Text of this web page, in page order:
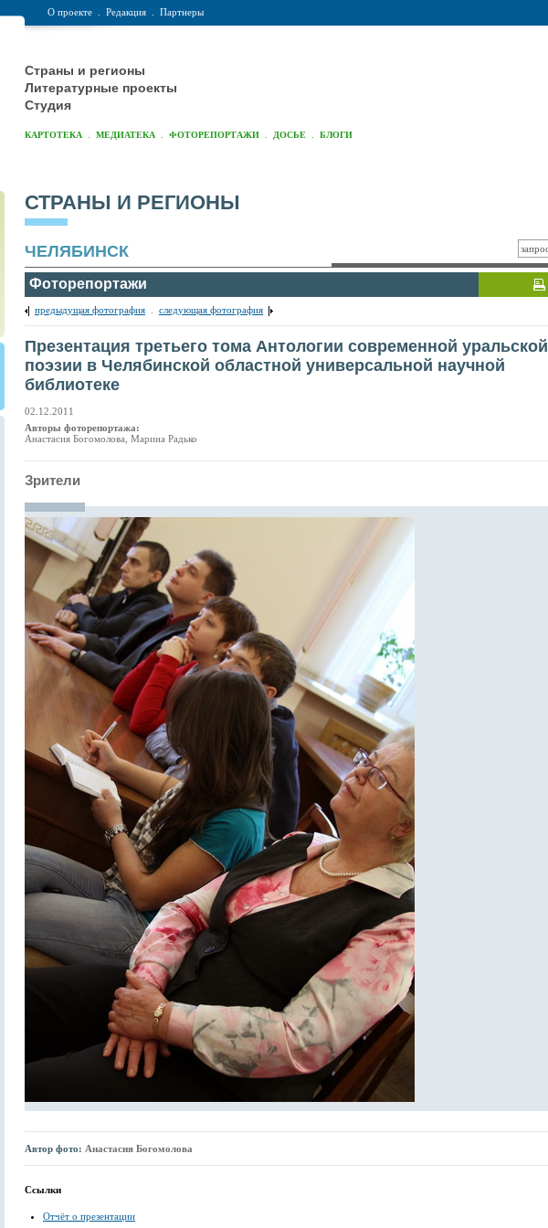
О проекте Редакция Партнеры
Страны и регионы
Литературные проекты
Студия
КАРТОТЕКА МЕДИАТЕКА ФОТОРЕПОРТАЖИ ДОСЬЕ БЛОГИ
СТРАНЫ И РЕГИОНЫ
ЧЕЛЯБИНСК
Фоторепортажи
предыдущая фотография следующая фотография
Презентация третьего тома Антологии современной уральской
поэзии в Челябинской областной универсальной научной
библиотеке
02.12.2011
Авторы фоторепортажа:
Анастасия Богомолова, Марина Радько
Зрители
Автор фото: Анастасия Богомолова
Ссылки
Отчёт о презентации